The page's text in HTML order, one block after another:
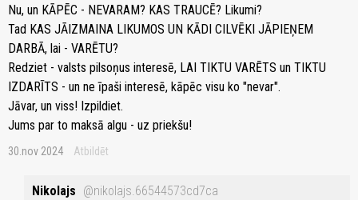
Nu, un KĀPĒC - NEVARAM? KAS TRAUCĒ? Likumi?
Tad KAS JĀIZMAINA LIKUMOS UN KĀDI CILVĒKI JĀPIEŅEM
DARBĀ, lai - VARĒTU?
Redziet - valsts pilsoņus interesē, LAI TIKTU VARĒTS un TIKTU
IZDARĪTS - un ne īpaši interesē, kāpēc visu ko "nevar".
Jāvar, un viss! Izpildiet.
Jums par to maksā algu - uz priekšu!
30.nov 2024 Atbildēt
Nikolajs @nikolajs.66544573cd7ca